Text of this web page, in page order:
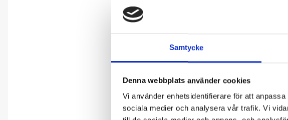
Samtycke
Denna webbplats använder cookies
Vi använder enhetsidentifierare för att
sociala medier och analysera vår trafik. Vi